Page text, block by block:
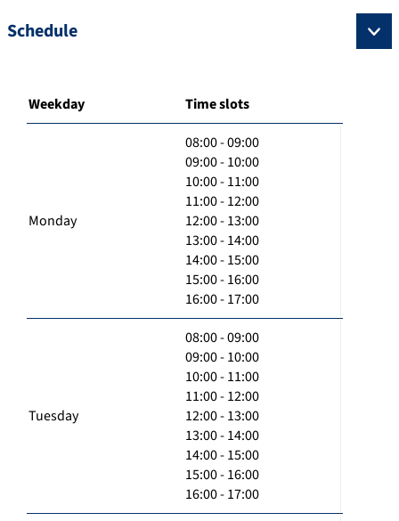
Schedule
Weekday Time slots
Monday
08:00 - 09:00
09:00 - 10:00
10:00 - 11:00
11:00 - 12:00
12:00 - 13:00
13:00 - 14:00
14:00 - 15:00
15:00 - 16:00
16:00 - 17:00
Tuesday
08:00 - 09:00
09:00 - 10:00
10:00 - 11:00
11:00 - 12:00
12:00 - 13:00
13:00 - 14:00
14:00 - 15:00
15:00 - 16:00
16:00 - 17:00